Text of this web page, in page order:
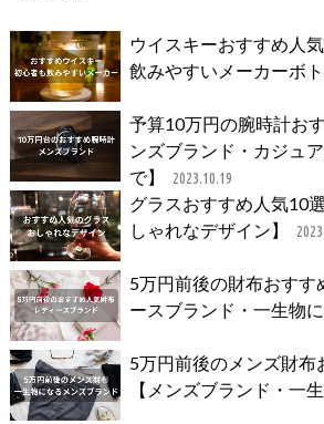
ウイスキーおすすめ人
飲みやすいメーカーボト
予算10万円の腕時計お
ンズブランド・カジュ
で】
2023.10.19
グラスおすすめ人気10
しゃれなデザイン】
5万円前後の財布おすす
ースブランド・一生物に
5万円前後のメンズ財布
【メンズブランド・一